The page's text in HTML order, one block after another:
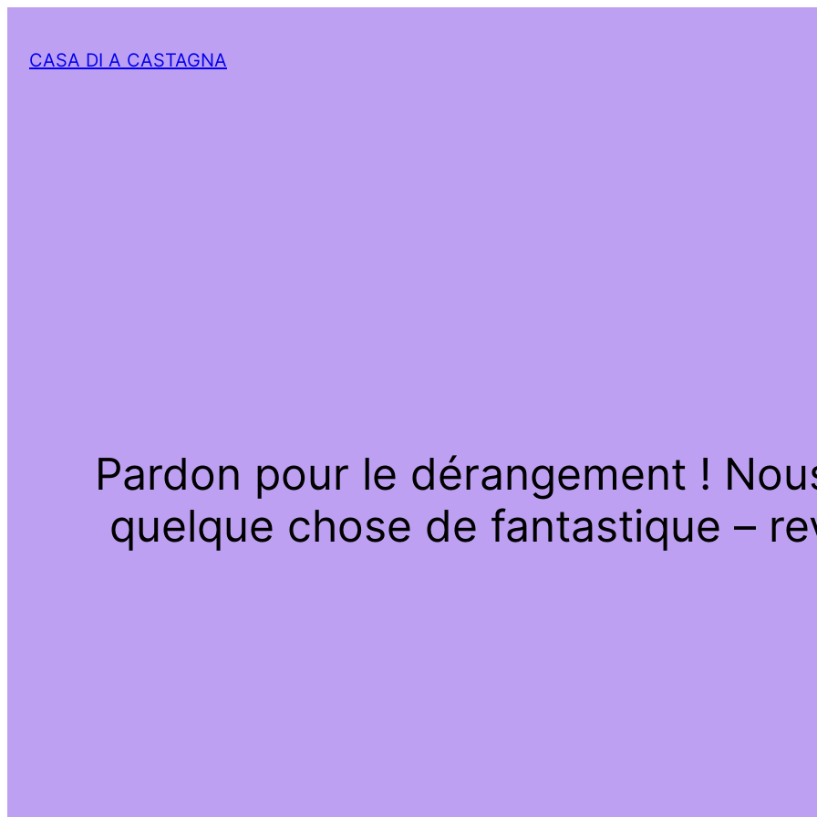
CASA DI A CASTAGNA
Pardon pour le dérangement !
quelque chose de fantastique –